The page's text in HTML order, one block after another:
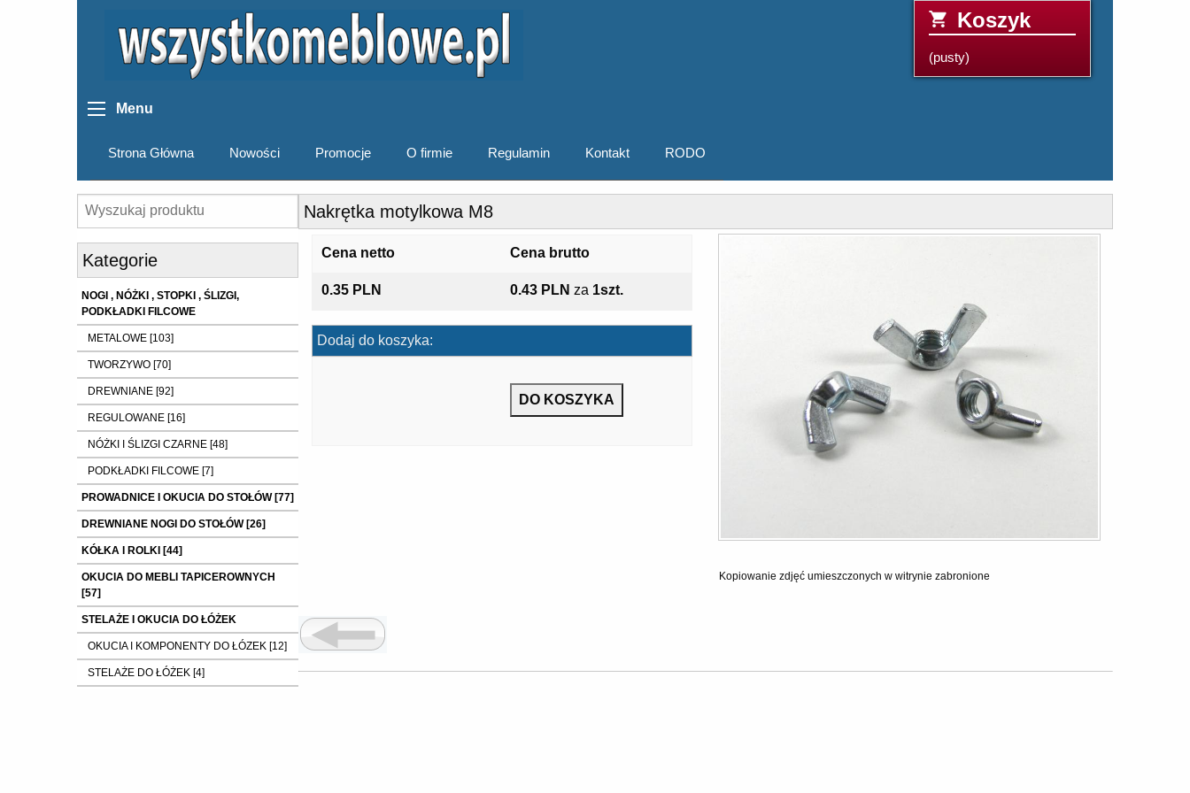
Koszyk
(pusty)
Menu
Strona Główna Nowości Promocje O firmie Regulamin Kontakt RODO
Kategorie
NOGI , NÓŻKI , STOPKI , ŚLIZGI,
PODKŁADKI FILCOWE
METALOWE [103]
TWORZYWO [70]
DREWNIANE [92]
REGULOWANE [16]
NÓŻKI I ŚLIZGI CZARNE [48]
PODKŁADKI FILCOWE [7]
PROWADNICE I OKUCIA DO STOŁÓW [77]
DREWNIANE NOGI DO STOŁÓW [26]
KÓŁKA I ROLKI [44]
OKUCIA DO MEBLI TAPICEROWNYCH
[57]
STELAŻE I OKUCIA DO ŁÓŻEK
OKUCIA I KOMPONENTY DO ŁÓZEK [12]
STELAŻE DO ŁÓŻEK [4]
Nakrętka motylkowa M8
Cena netto Cena brutto
0.35 PLN 0.43 PLN za 1szt.
Dodaj do koszyka:
Kopiowanie zdjęć umieszczonych w witrynie zabronione